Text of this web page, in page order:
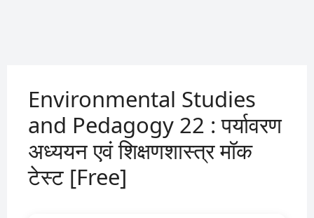
Environmental Studies
and Pedagogy 22 : पर्यावरण
अध्ययन एवं शिक्षणशास्त्र मॉक
टेस्ट [Free]